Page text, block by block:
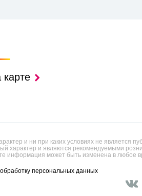
карте
и ни при каких условиях не является
характер и являются рекомендуемыми
информация может быть изменена в любое
персональных данных